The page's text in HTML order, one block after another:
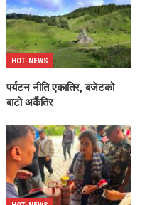
HOT-NEWS
पर्यटन नीति एकातिर, बजेटको
बाटो अर्कैतिर